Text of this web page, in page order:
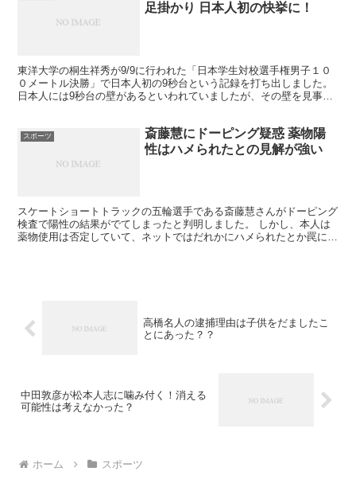
足掛かり 日本人初の快挙に！
東洋大学の桐生祥秀が9/9に行われた「日本学生対校選手権男子１０
０メートル決勝」で日本人初の9秒台という記録を打ち出しました。
日本人には9秒台の壁があるといわれていましたが、その壁を見事に
スポーツ
斎藤慧にドーピング疑惑 薬物陽
性はハメられたとの見解が強い
スケートショートトラックの五輪選手である斎藤慧さんがドーピング
検査で陽性の結果がでてしまったと判明しました。 しかし、本人は
薬物使用は否定していて、ネットではだれかにハメられたとか罠にか
高橋名人の逮捕理由は子供をだましたこ
とにあった？？
中田敦彦が松本人志に噛み付く！消える
可能性は考えなかった？
ホーム スポーツ